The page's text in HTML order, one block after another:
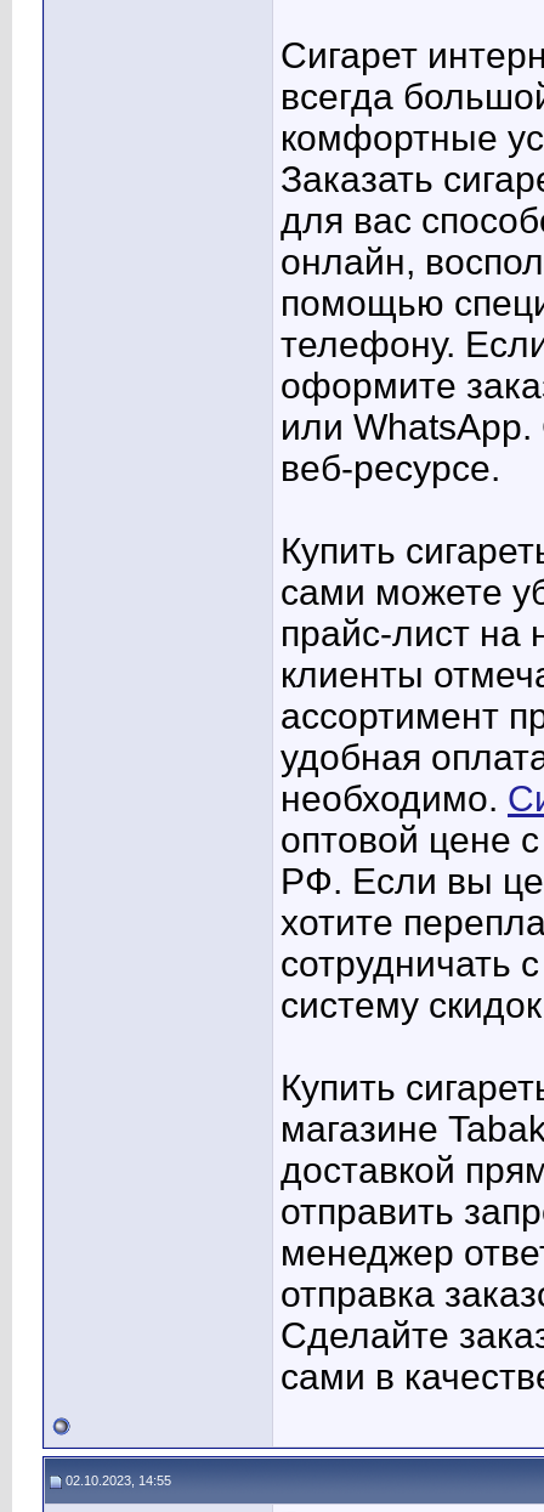
Сигарет
всегда
комфортные
Заказать
для вас
онлайн,
помощью
телефону.
оформите
или
веб-ресурсе.
Купить
сами можете
прайс-лист
клиенты
ассортимент
удобная
необходимо.
оптовой цене
РФ. Если вы
хотите
сотрудничать
систему
Купить
магазине
доставкой
отправить
менеджер
отправка
Сделайте
сами в
02.10.2023, 14:55